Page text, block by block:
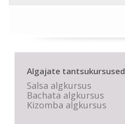
Algajate tantsukursused
Salsa algkursus
Bachata algkursus
Kizomba algkursus